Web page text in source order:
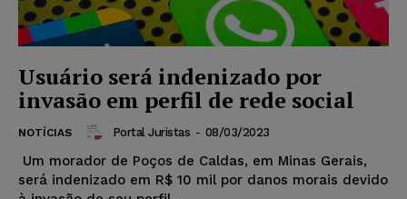
Usuário será indenizado por
invasão em perfil de rede social
NOTÍCIAS Portal Juristas - 08/03/2023
Um morador de Poços de Caldas, em Minas Gerais,
será indenizado em R$ 10 mil por danos morais devido